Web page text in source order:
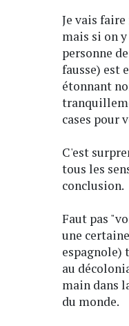
Je vais
mais si on
personne
fausse) est
étonnant
cases pour
C'est
tous les
conclusion.
Faut pas
une
espagnole)
au
main dans
du monde.